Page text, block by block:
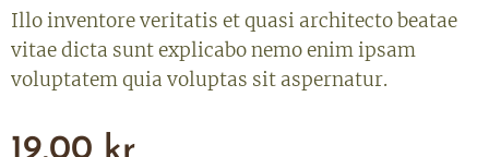
Illo inventore veritatis et quasi architecto beatae
vitae dicta sunt explicabo nemo enim ipsam
voluptatem quia voluptas sit aspernatur.